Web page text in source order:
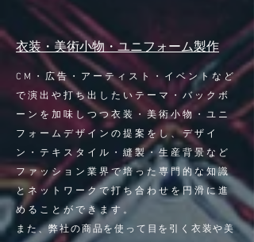
衣装・美術小物・ユニフォーム製作
CM・広告・アーティスト・イベントなど
で演出や打ち出したいテーマ・バックボ
ーンを加味しつつ衣装・美術小物・ユニ
フォームデザインの提案をし、デザイ
ン・テキスタイル・縫製・生産背景など
ファッション業界で培った専門的な知識
とネットワークで打ち合わせを円滑に進
めることができます。
また​、弊社の商品を使って目を引く衣装や美